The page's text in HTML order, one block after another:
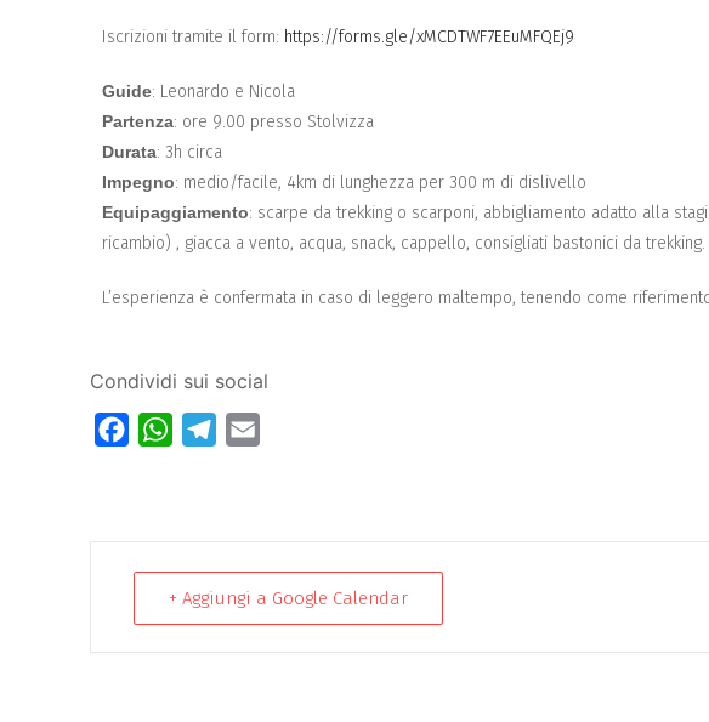
Iscrizioni tramite il form: https://forms.gle/xMCDTWF7EEuMFQEj9
Guide: Leonardo e Nicola
Partenza: ore 9.00 presso Stolvizza
Durata: 3h circa
Impegno: medio/facile, 4km di lunghezza per 300 m di dislivello
Equipaggiamento: scarpe da trekking o scarponi, abbigliamento adatto alla
ricambio) , giacca a vento, acqua, snack, cappello, consigliati bastonici da trekking.
L’esperienza è confermata in caso di leggero maltempo, tenendo come
Condividi sui social
FacebookWhatsAppTelegram
+ Aggiungi a Google Calendar